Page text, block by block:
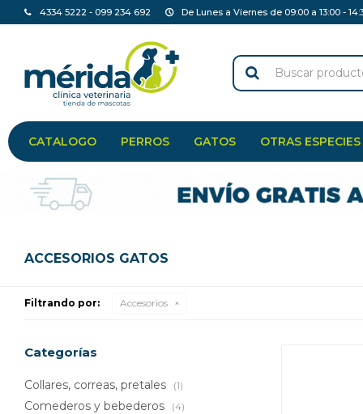
CATALOGO PERROS GATOS OTRAS ESPECIES
4334 5222 - 099 234 692 De Lunes a Viernes de 09:00 a 13:00 -
ACCESORIOS GATOS
Filtrando por: Accesorios
Categorías
Collares, correas, pretales (1)
Comederos y bebederos (4)